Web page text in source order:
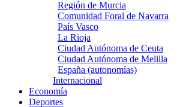
Región de Murcia
Comunidad Foral de Navarra
País Vasco
La Rioja
Ciudad Autónoma de Ceuta
Ciudad Autónoma de Melilla
España (autonomías)
Internacional
Economía
Deportes